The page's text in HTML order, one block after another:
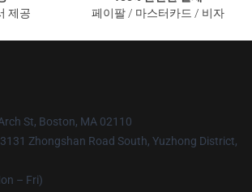
제공
페이팔 / 마스터카드 / 비자
St, Boston, MA 02110
Zhongshan Road South, Yuzhong District,
– Fri)